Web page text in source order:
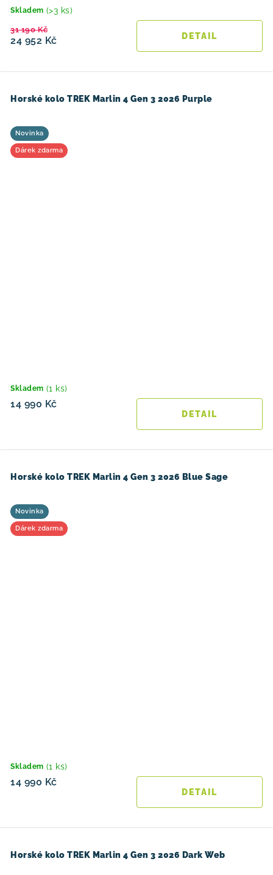
Skladem (>3 ks)
24 952 Kč
31 190 Kč
Horské kolo TREK Marlin 4 Gen 3 2026 Purple
Novinka
Dárek zdarma
Skladem (1 ks)
14 990 Kč
Horské kolo TREK Marlin 4 Gen 3 2026 Blue Sage
Novinka
Dárek zdarma
Skladem (1 ks)
14 990 Kč
Horské kolo TREK Marlin 4 Gen 3 2026 Dark Web